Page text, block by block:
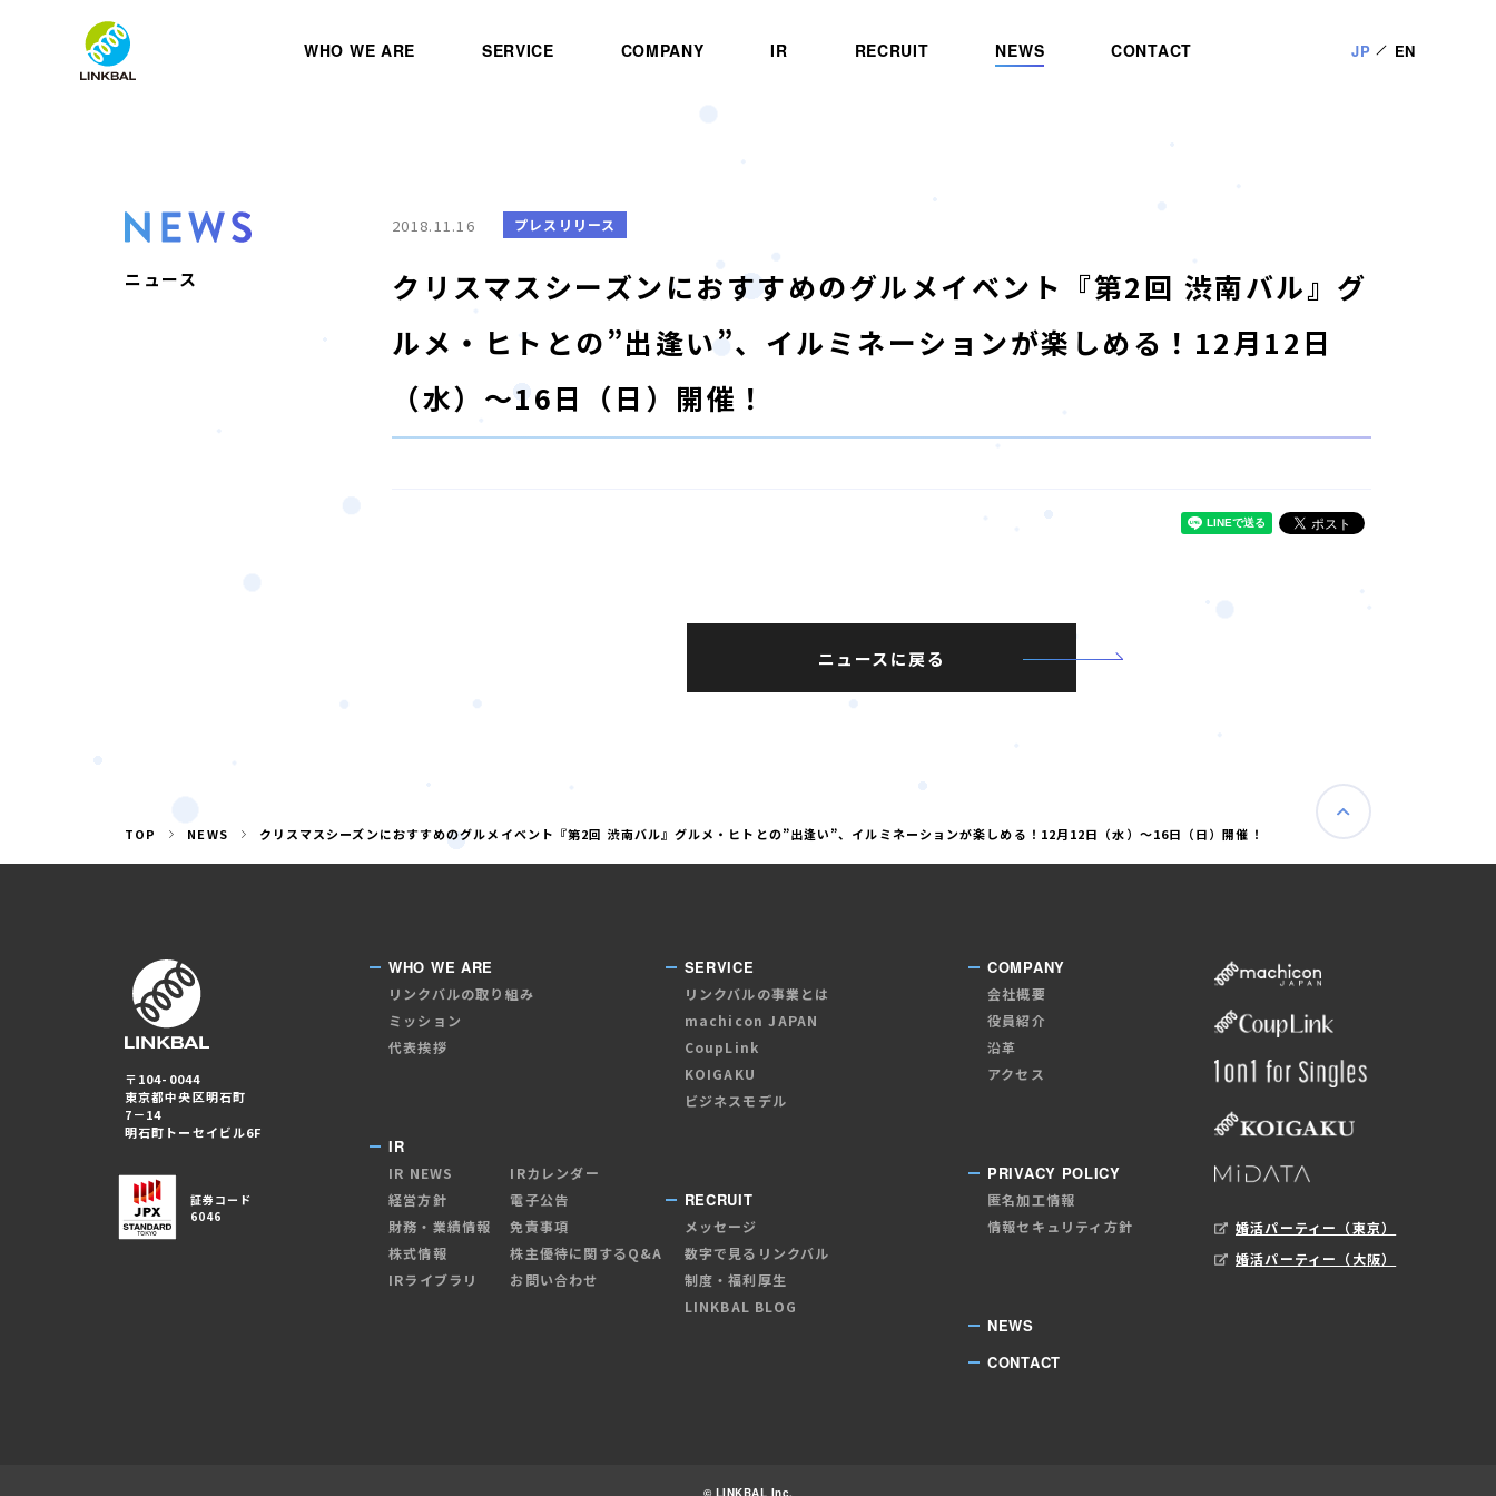
WHO WE ARE SERVICE COMPANY IR RECRUIT NEWS CONTACT JP EN
ニュース
2018.11.16 プレスリリース
クリスマスシーズンにおすすめのグルメイベント『第2回 渋南バル』グ
ルメ・ヒトとの”出逢い”、イルミネーションが楽しめる！12月12日
（水）～16日（日）開催！
ニュースに戻る
TOP NEWS クリスマスシーズンにおすすめのグルメイベント『第2回 渋南バル』グルメ・ヒトとの”出逢い”、イルミネーションが楽しめる！12月12日（水）～16日（日）開催！
〒104-0044
東京都中央区明石町
7－14
明石町トーセイビル6F
証券コード
6046
WHO WE ARE
リンクバルの取り組み
ミッション
代表挨拶
IR
IR NEWS
経営方針
財務・業績情報
株式情報
IRライブラリ
IRカレンダー
電子公告
免責事項
株主優待に関するQ&A
お問い合わせ
SERVICE
リンクバルの事業とは
machicon JAPAN
CoupLink
KOIGAKU
ビジネスモデル
RECRUIT
メッセージ
数字で見るリンクバル
制度・福利厚生
LINKBAL BLOG
COMPANY
会社概要
役員紹介
沿革
アクセス
PRIVACY POLICY
匿名加工情報
情報セキュリティ方針
NEWS
CONTACT
婚活パーティー（東京）
婚活パーティー（大阪）
© LINKBAL Inc.